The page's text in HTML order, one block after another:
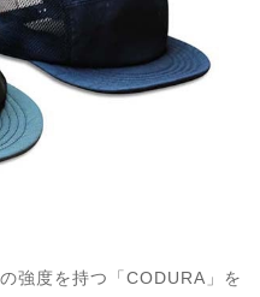
強度を持つ「CODURA」を